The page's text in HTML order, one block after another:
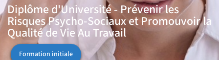
Diplôme d'Université - Prévenir les
Risques Psycho-Sociaux et Promouvoir la
Qualité de Vie Au Travail
Formation initiale